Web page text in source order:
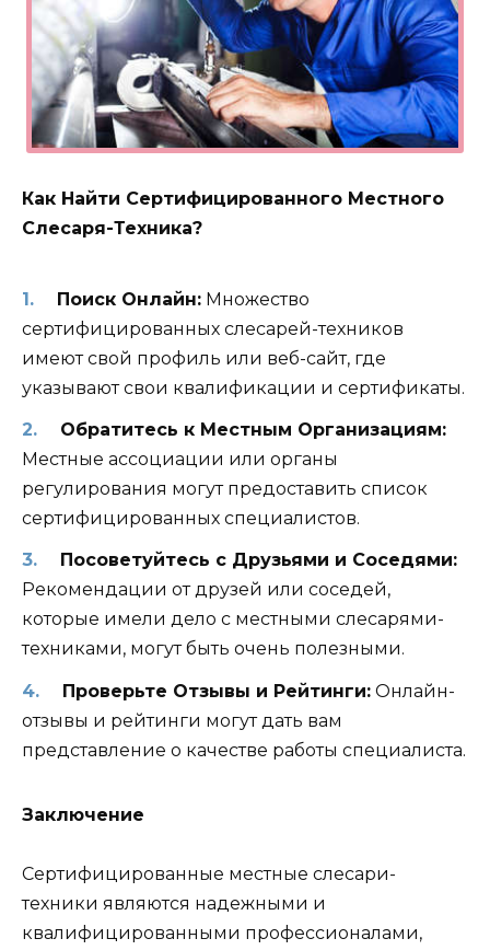
Как Найти Сертифицированного Местного
Слесаря-Техника?
Поиск Онлайн:Множество
сертифицированных слесарей-техников
имеют свой профиль или веб-сайт, где
указывают свои квалификации и сертификаты.
Обратитесь к Местным Организациям:
Местные ассоциации или органы
регулирования могут предоставить список
сертифицированных специалистов.
Посоветуйтесь с Друзьями и Соседями:
Рекомендации от друзей или соседей,
которые имели дело с местными слесарями-
техниками, могут быть очень полезными.
Проверьте Отзывы и Рейтинги:Онлайн-
отзывы и рейтинги могут дать вам
представление о качестве работы специалиста.
Заключение
Сертифицированные местные слесари-
техники являются надежными и
квалифицированными профессионалами,